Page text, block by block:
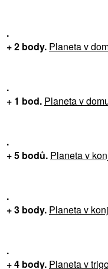
.
+ 2 body. Planeta v
.
+ 1 bod. Planeta v
.
+ 5 bodů. Planeta v
.
+ 3 body. Planeta v
.
+ 4 body. Planeta v